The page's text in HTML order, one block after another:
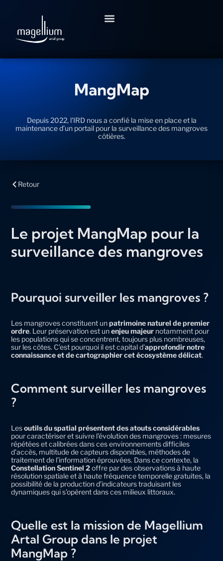
MangMap
Depuis 2022, l’IRD nous a confié la mise en place et la
maintenance d’un portail pour la surveillance des mangroves
côtières.
Retour
Le projet MangMap pour la
surveillance des mangroves
Pourquoi surveiller les mangroves ?
Les mangroves constituent unpatrimoine naturel de premier
ordre. Leur préservation est unenjeu majeur notamment pour
les populations qui se concentrent, toujours plus nombreuses,
sur les côtes. C’est pourquoi il est capital d’approfondir notre
connaissance et de cartographier cet écosystème délicat.
Comment surveiller les mangroves
?
Lesoutils du spatial présentent des atouts considérables
pour caractériser et suivre l’évolution des mangroves : mesures
répétées et calibrées dans ces environnements difficiles
d’accès, multitude de capteurs disponibles, méthodes de
traitement de l’information éprouvées. Dans ce contexte, la
Constellation Sentinel 2offre par des observations à haute
résolution spatiale et à haute fréquence temporelle gratuites, la
possibilité de la production d’indicateurs traduisant les
dynamiques qui s’opèrent dans ces milieux littoraux.
Quelle est la mission de Magellium
Artal Group dans le projet
MangMap ?